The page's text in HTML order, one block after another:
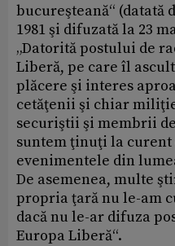
bucureşteană“ (datată
1981 şi difuzată la 23
„Datorită postului de
Liberă, pe care îl
plăcere şi interes
cetăţenii şi chiar
securiştii şi membrii
suntem ţinuţi la curent
evenimentele din
De asemenea, multe
propria ţară nu le-am
dacă nu le-ar difuza
Europa Liberă“.